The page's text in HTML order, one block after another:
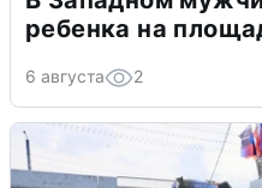
ребенка на
6 августа 2